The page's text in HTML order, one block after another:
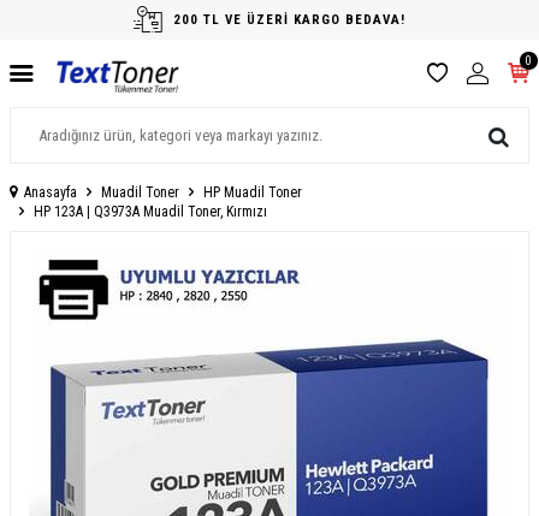
200 TL VE ÜZERİ KARGO BEDAVA!
0
Anasayfa Muadil Toner
HP Muadil Toner
HP 123A | Q3973A Muadil Toner, Kırmızı